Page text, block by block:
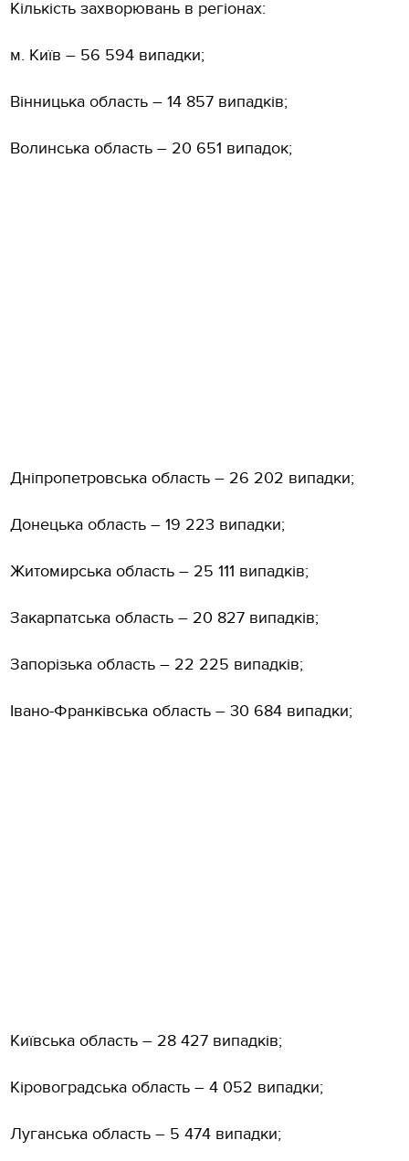
Кількість захворювань в регіонах:
м. Київ – 56 594 випадки;
Вінницька область – 14 857 випадків;
Волинська область – 20 651 випадок;
Дніпропетровська область – 26 202 випадки;
Донецька область – 19 223 випадки;
Житомирська область – 25 111 випадків;
Закарпатська область – 20 827 випадків;
Запорізька область – 22 225 випадків;
Івано-Франківська область – 30 684 випадки;
Київська область – 28 427 випадків;
Кіровоградська область – 4 052 випадки;
Луганська область – 5 474 випадки;